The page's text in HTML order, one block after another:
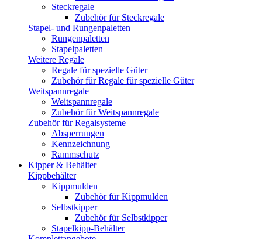
Steckregale
Zubehör für Steckregale
Stapel- und Rungenpaletten
Rungenpaletten
Stapelpaletten
Weitere Regale
Regale für spezielle Güter
Zubehör für Regale für spezielle Güter
Weitspannregale
Weitspannregale
Zubehör für Weitspannregale
Zubehör für Regalsysteme
Absperrungen
Kennzeichnung
Rammschutz
Kipper & Behälter
Kippbehälter
Kippmulden
Zubehör für Kippmulden
Selbstkipper
Zubehör für Selbstkipper
Stapelkipp-Behälter